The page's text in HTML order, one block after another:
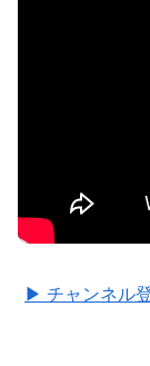
▶ チャンネル